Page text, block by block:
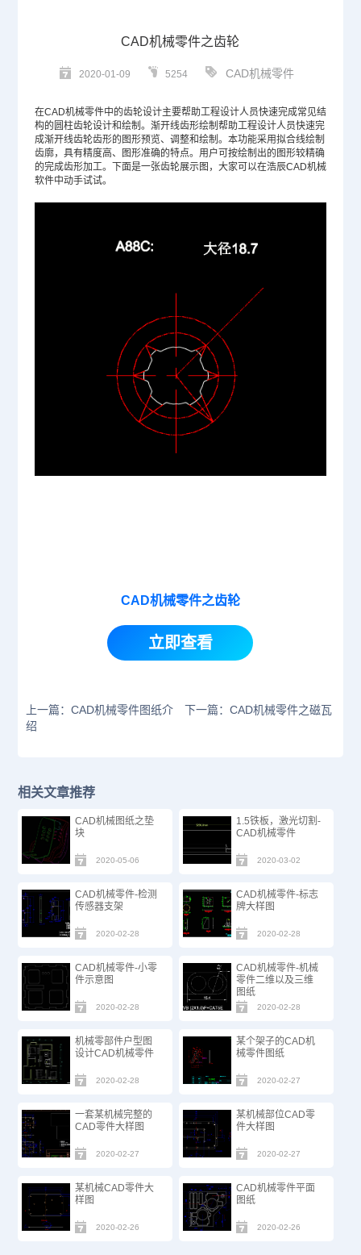
CAD机械零件之齿轮
2020-01-09 5254 CAD机械零件
在CAD机械零件中的齿轮设计主要帮助工程设计人员快速完成常见结
构的圆柱齿轮设计和绘制。渐开线齿形绘制帮助工程设计人员快速完
成渐开线齿轮齿形的图形预览、调整和绘制。本功能采用拟合线绘制
齿廓，具有精度高、图形准确的特点。用户可按绘制出的图形较精确
的完成齿形加工。下面是一张齿轮展示图，大家可以在浩辰CAD机械
软件中动手试试。
CAD机械零件之齿轮
立即查看
上一篇：CAD机械零件图纸介
绍
下一篇：CAD机械零件之磁瓦
相关文章推荐
CAD机械图纸之垫
块
2020-05-06
1.5铁板，激光切割-
CAD机械零件
2020-03-02
CAD机械零件-检测
传感器支架
2020-02-28
CAD机械零件-标志
牌大样图
2020-02-28
CAD机械零件-小零
件示意图
2020-02-28
CAD机械零件-机械
零件二维以及三维
图纸
2020-02-28
机械零部件户型图
设计CAD机械零件
2020-02-28
某个架子的CAD机
械零件图纸
2020-02-27
一套某机械完整的
CAD零件大样图
2020-02-27
某机械部位CAD零
件大样图
2020-02-27
某机械CAD零件大
样图
2020-02-26
CAD机械零件平面
图纸
2020-02-26